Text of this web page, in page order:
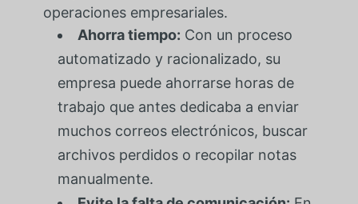
operaciones empresariales.
Ahorra tiempo: Con un proceso
automatizado y racionalizado, su
empresa puede ahorrarse horas de
trabajo que antes dedicaba a enviar
muchos correos electrónicos, buscar
archivos perdidos o recopilar notas
manualmente.